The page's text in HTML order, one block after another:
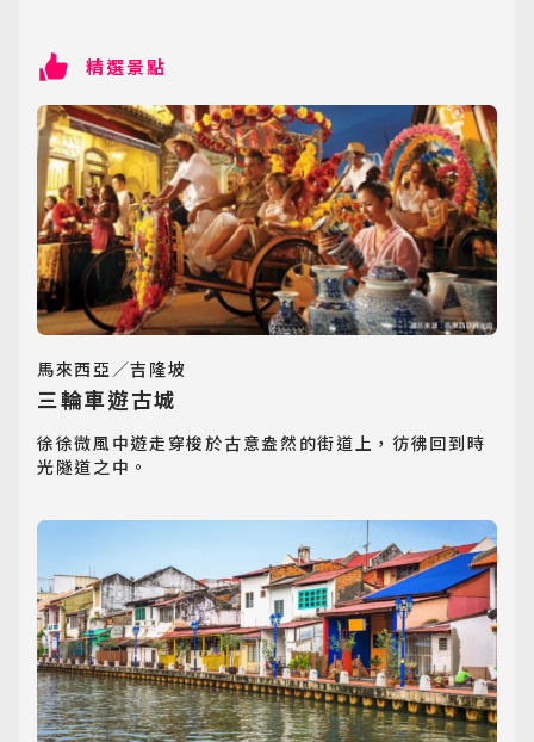
精選景點
馬來西亞／吉隆坡
三輪車遊古城
徐徐微風中遊走穿梭於古意盎然的街道上，彷彿回到時
光隧道之中。